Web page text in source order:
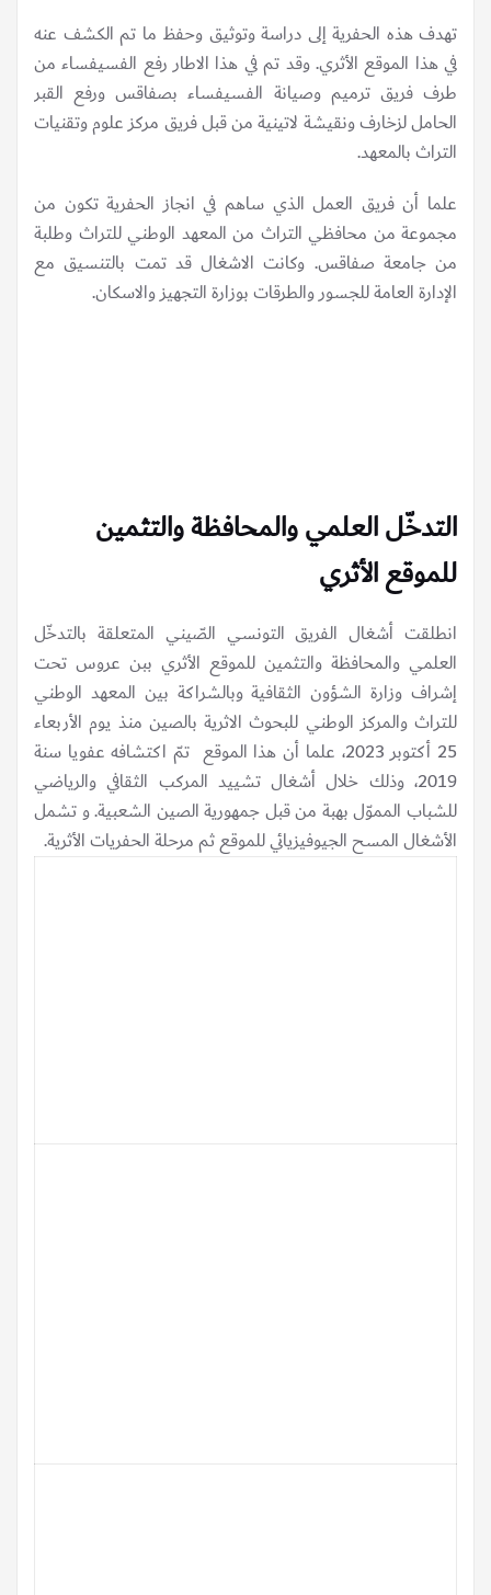
تهدف هذه الحفرية إلى دراسة وتوثيق وحفظ ما تم الكشف عنه
في هذا الموقع الأثري. وقد تم في هذا الاطار رفع الفسيفساء من
طرف فريق ترميم وصيانة الفسيفساء بصفاقس ورفع القبر
الحامل لزخارف ونقيشة لاتينية من قبل فريق مركز علوم وتقنيات
التراث بالمعهد.
علما أن فريق العمل الذي ساهم في انجاز الحفرية تكون من
مجموعة من محافظي التراث من المعهد الوطني للتراث وطلبة
من جامعة صفاقس. وكانت الاشغال قد تمت بالتنسيق مع
الإدارة العامة للجسور والطرقات بوزارة التجهيز والاسكان.
التدخّل العلمي والمحافظة والتثمين
للموقع الأثري
انطلقت أشغال الفريق التونسي الصّيني المتعلقة بالتدخّل
العلمي والمحافظة والتثمين للموقع الأثري ببن عروس تحت
إشراف وزارة الشؤون الثقافية وبالشراكة بين المعهد الوطني
للتراث والمركز الوطني للبحوث الاثرية بالصين منذ يوم الأربعاء
25 أكتوبر 2023، علما أن هذا الموقع تمّ اكتشافه عفويا سنة
2019، وذلك خلال أشغال تشييد المركب الثقافي والرياضي
للشباب المموّل بهبة من قبل جمهورية الصين الشعبية. و تشمل
الأشغال المسح الجيوفيزيائي للموقع ثم مرحلة الحفريات الأثرية.